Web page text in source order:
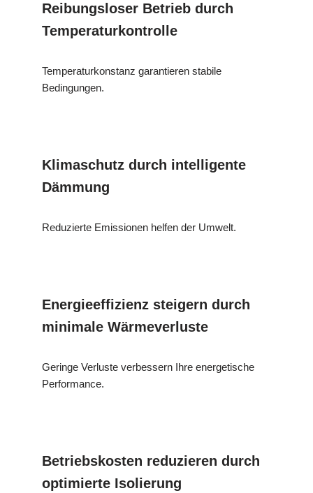
Reibungsloser Betrieb durch
Temperaturkontrolle
Temperaturkonstanz garantieren stabile
Bedingungen.
Klimaschutz durch intelligente
Dämmung
Reduzierte Emissionen helfen der Umwelt.
Energieeffizienz steigern durch
minimale Wärmeverluste
Geringe Verluste verbessern Ihre energetische
Performance.
Betriebskosten reduzieren durch
optimierte Isolierung